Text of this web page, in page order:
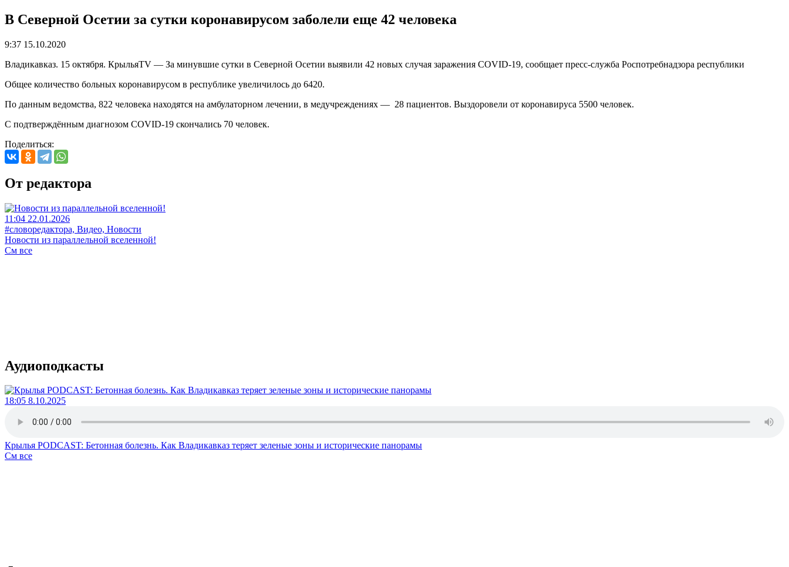
В Северной Осетии за сутки коронавирусом заболели еще 42 человека
9:37 15.10.2020
Владикавказ. 15 октября. КрыльяТV — За минувшие сутки в Северной Осетии выявили 42 новых случая заражения COVID-19, сообщает пресс-служба Роспотребнадзора республики
Общее количество больных коронавирусом в республике увеличилось до 6420.
По данным ведомства, 822 человека находятся на амбулаторном лечении, в медучреждениях — 28 пациентов. Выздоровели от коронавируса 5500 человек.
С подтверждённым диагнозом COVID-19 скончались 70 человек.
Поделиться:
От редактора
11:04 22.01.2026
#словоредактора, Видео, Новости
Новости из параллельной вселенной!
См все
Аудиоподкасты
18:05 8.10.2025
Крылья PODCAST: Бетонная болезнь. Как Владикавказ теряет зеленые зоны и исторические панорамы
См все